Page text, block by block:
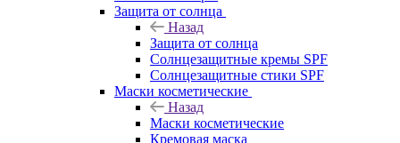
Защита от солнца
Назад
Защита от солнца
Солнцезащитные кремы SPF
Солнцезащитные стики SPF
Маски косметические
Назад
Маски косметические
Кремовая маска